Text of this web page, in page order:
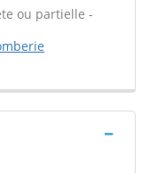
ou partielle -